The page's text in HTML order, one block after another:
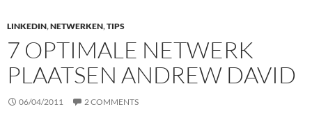
LINKEDIN,NETWERKEN,TIPS
7 OPTIMALE NETWERK
PLAATSEN ANDREW DAVID
06/04/2011 2 COMMENTS